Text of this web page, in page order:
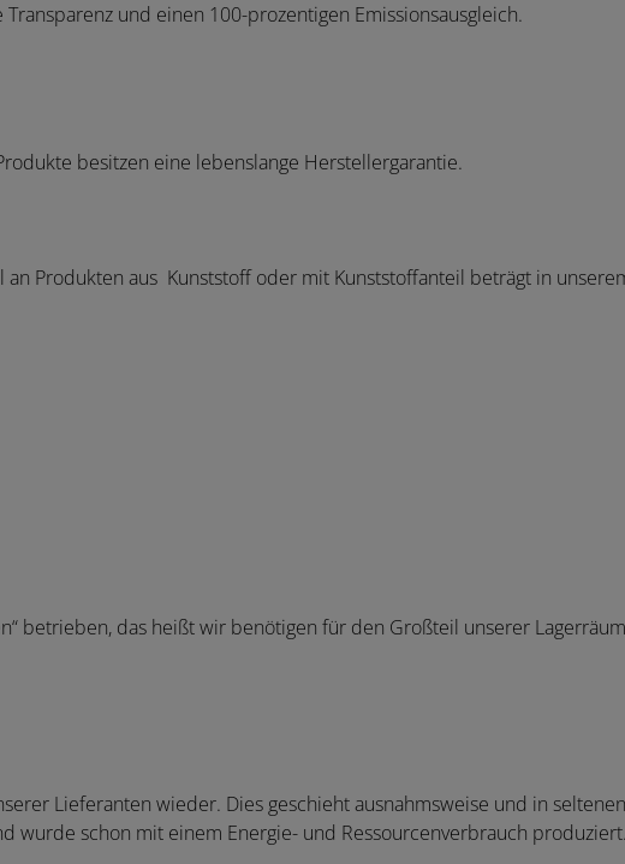
und einen 100-prozentigen Emissionsausgleich.
besitzen eine lebenslange Herstellergarantie.
Produkten aus Kunststoff oder mit Kunststoffanteil beträgt in
betrieben, das heißt wir benötigen für den Großteil unserer
Lieferanten wieder. Dies geschieht ausnahmsweise und in
wurde schon mit einem Energie- und Ressourcenverbrauch